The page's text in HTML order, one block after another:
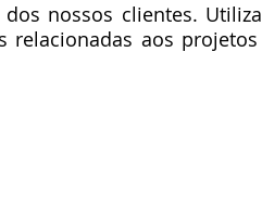
nossos clientes.
relacionadas aos